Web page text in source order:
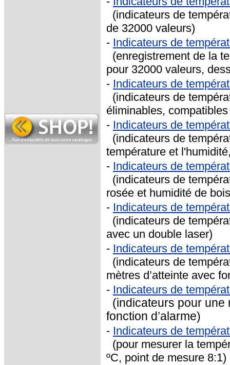
(indicateurs de
de 32000 valeurs)
- Indicateurs de
(enregistrement de la
pour 32000 valeurs,
- Indicateurs de
(indicateurs de
éliminables,
- Indicateurs de
(indicateurs de
température et
- Indicateurs de
(indicateurs de
rosée et humidité de
- Indicateurs de
(indicateurs de
avec un double laser)
- Indicateurs de
(indicateurs de
mètres d’atteinte avec
- Indicateurs de
(indicateurs pour une
fonction d’alarme)
- Indicateurs de
(pour mesurer la
ºC, point de mesure 8:1)